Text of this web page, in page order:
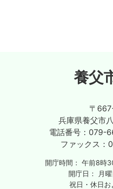
養父
〒
兵庫県養父市
電話番号： 079-
ファックス：
開庁時間： 午前8時
開庁日：
月
祝日・休日